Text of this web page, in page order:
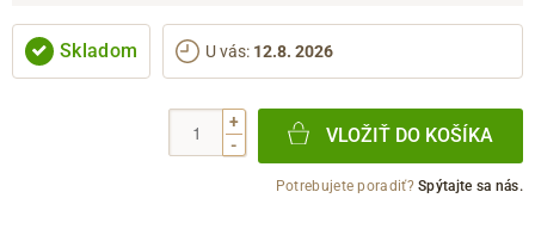
Skladom U vás: 12.8. 2026
+
-
VLOŽIŤ DO KOŠÍKA
Potrebujete poradiť?Spýtajte sa nás.